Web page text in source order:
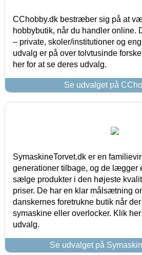
CChobby.dk bestræber sig på at
hobbybutik, når du handler online.
– private, skoler/institutioner og
udvalg er på over tolvtusinde
her for at se deres udvalg.
Se udvalget på
SymaskineTorvet.dk er en
generationer tilbage, og de lægger
sælge produkter i den højeste
priser. De har en klar målsætning
danskernes foretrukne butik når
symaskine eller overlocker. Klik
udvalg.
Se udvalget på